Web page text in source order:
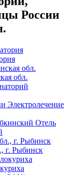
России
обл.
Электролечение
Отель
г. Рыбинск